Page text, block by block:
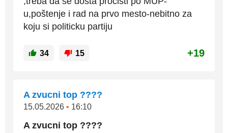
u,poštenje i rad na prvo mesto-nebitno za
koju si politicku partiju
34 15 +19
A zvucni top ????
15.05.2026 • 16:10
A zvucni top ????